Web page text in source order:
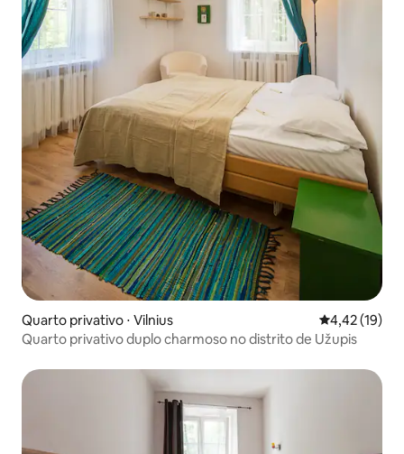
Quarto privativo ⋅ Vilnius 4,42 de uma
4,42 (19)
Quarto privativo duplo charmoso no distrito de Užupis